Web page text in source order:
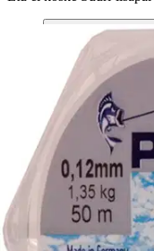
Tarkista
Tuotekuvaus